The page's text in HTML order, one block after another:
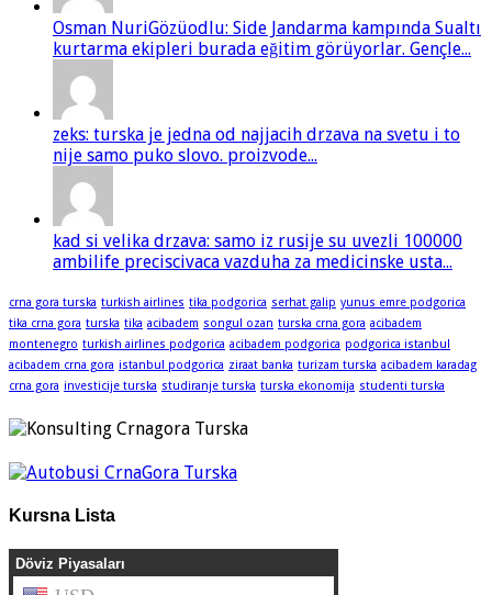
Osman NuriGözüodlu: Side Jandarma kampında Sualtı
kurtarma ekipleri burada eğitim görüyorlar. Gençle...
zeks: turska je jedna od najjacih drzava na svetu i to
nije samo puko slovo. proizvode...
kad si velika drzava: samo iz rusije su uvezli 100000
ambilife preciscivaca vazduha za medicinske usta...
crna gora turska turkish airlines tika podgorica serhat galip yunus emre podgorica
tika crna gora turska tika acibadem songul ozan turska crna gora acibadem
montenegro turkish airlines podgorica acibadem podgorica podgorica istanbul
acibadem crna gora istanbul podgorica ziraat banka turizam turska acibadem karadag
crna gora investicije turska studiranje turska turska ekonomija studenti turska
Kursna Lista